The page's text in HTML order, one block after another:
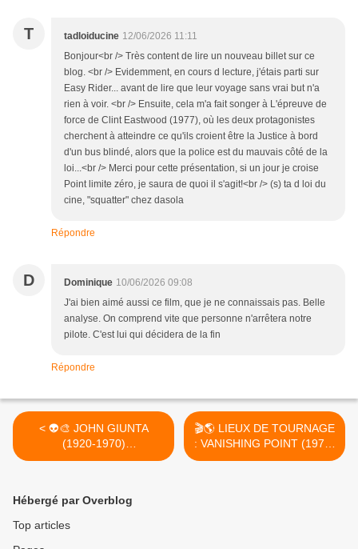
T tadloiducine 12/06/2026 11:11
Bonjour<br /> Très content de lire un nouveau billet sur ce
blog. <br /> Evidemment, en cours d lecture, j'étais parti sur
Easy Rider... avant de lire que leur voyage sans vrai but n'a
rien à voir. <br /> Ensuite, cela m'a fait songer à L'épreuve de
force de Clint Eastwood (1977), où les deux protagonistes
cherchent à atteindre ce qu'ils croient être la Justice à bord
d'un bus blindé, alors que la police est du mauvais côté de la
loi...<br /> Merci pour cette présentation, si un jour je croise
Point limite zéro, je saura de quoi il s'agit!<br /> (s) ta d loi du
cine, "squatter" chez dasola
Répondre
D Dominique 10/06/2026 09:08
J'ai bien aimé aussi ce film, que je ne connaissais pas. Belle
analyse. On comprend vite que personne n'arrêtera notre
pilote. C'est lui qui décidera de la fin
Répondre
< 👽🎨 JOHN GIUNTA
(1920-1970)
ILLUSTRATIONS
🎬🌎 LIEUX DE TOURNAGE
: VANISHING POINT (1971)
>
Hébergé par Overblog
Top articles